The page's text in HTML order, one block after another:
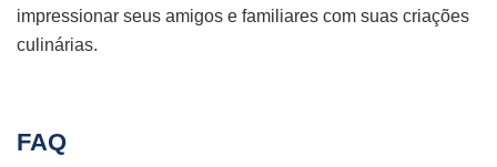
impressionar seus amigos e familiares com suas criações
culinárias.
FAQ